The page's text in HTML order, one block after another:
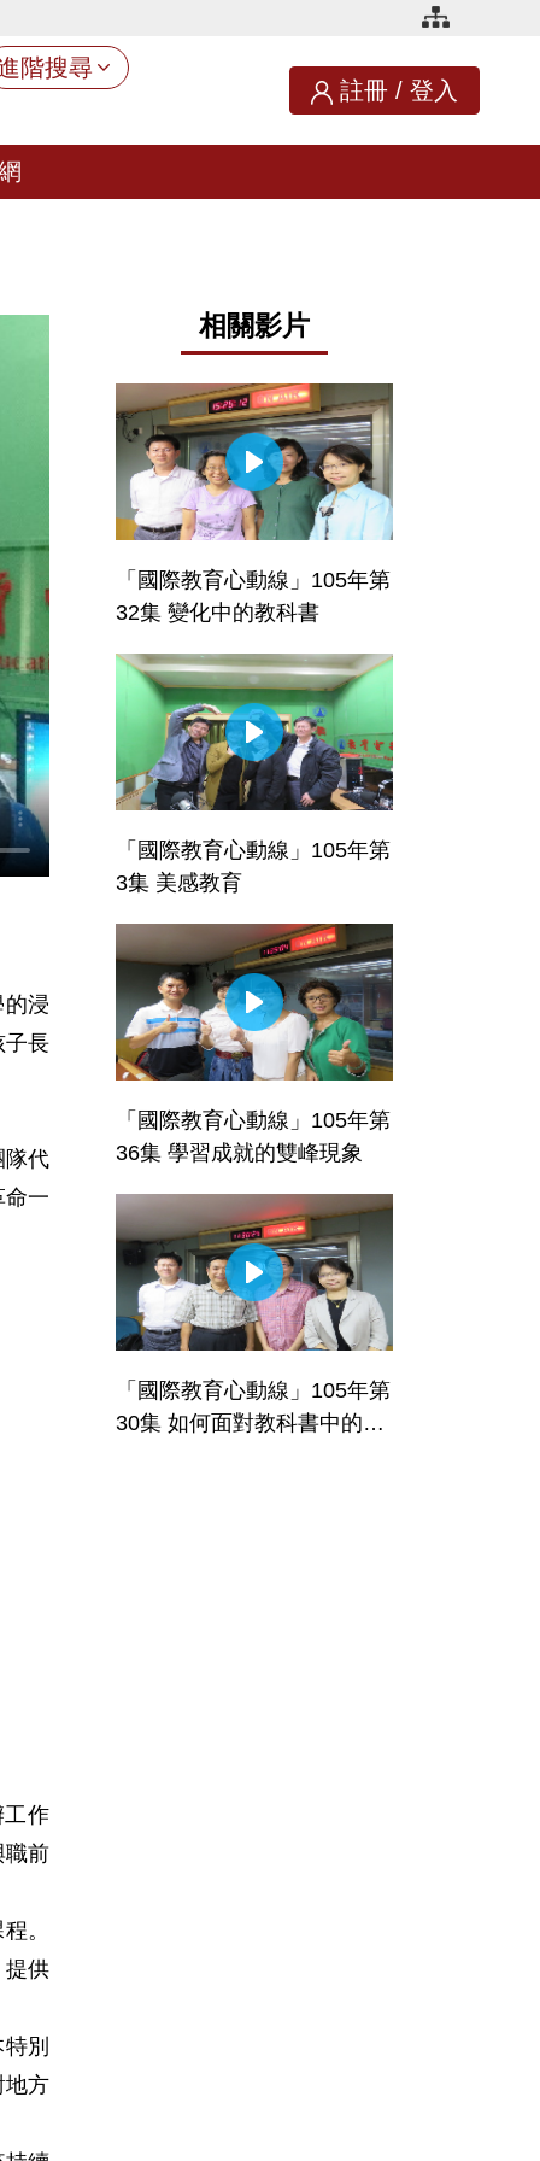
階搜尋
註冊 / 登入
浸
子長
隊代
一
作
職前
。
提供
別
地方
相關影片
「國際教育心動線」105年第
32集 變化中的教科書
「國際教育心動線」105年第
3集 美感教育
「國際教育心動線」105年第
36集 學習成就的雙峰現象
「國際教育心動線」105年第
30集 如何面對教科書中的多